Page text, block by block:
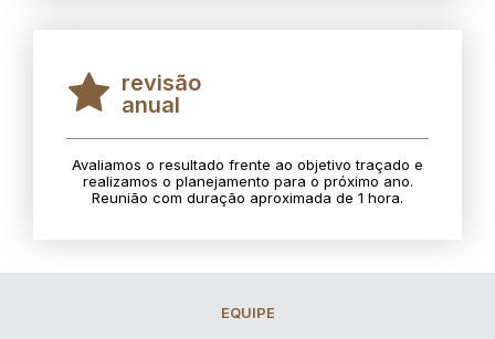
revisão
anual
Avaliamos o resultado frente ao objetivo traçado e
realizamos o planejamento para o próximo ano.
Reunião com duração aproximada de 1 hora.
EQUIPE